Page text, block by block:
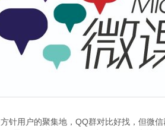
用户的聚集地，QQ群对比好找，但微信